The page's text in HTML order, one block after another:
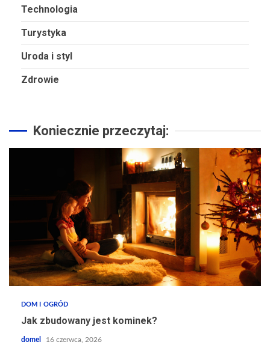
Technologia
Turystyka
Uroda i styl
Zdrowie
Koniecznie przeczytaj:
DOM I OGRÓD
Jak zbudowany jest kominek?
domel 16 czerwca, 2026